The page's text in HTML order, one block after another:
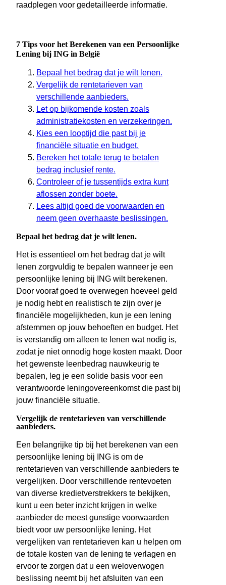
raadplegen voor gedetailleerde informatie.
7 Tips voor het Berekenen van een Persoonlijke
Lening bij ING in België
Bepaal het bedrag dat je wilt lenen.
Vergelijk de rentetarieven van
verschillende aanbieders.
Let op bijkomende kosten zoals
administratiekosten en verzekeringen.
Kies een looptijd die past bij je
financiële situatie en budget.
Bereken het totale terug te betalen
bedrag inclusief rente.
Controleer of je tussentijds extra kunt
aflossen zonder boete.
Lees altijd goed de voorwaarden en
neem geen overhaaste beslissingen.
Bepaal het bedrag dat je wilt lenen.
Het is essentieel om het bedrag dat je wilt
lenen zorgvuldig te bepalen wanneer je een
persoonlijke lening bij ING wilt berekenen.
Door vooraf goed te overwegen hoeveel geld
je nodig hebt en realistisch te zijn over je
financiële mogelijkheden, kun je een lening
afstemmen op jouw behoeften en budget. Het
is verstandig om alleen te lenen wat nodig is,
zodat je niet onnodig hoge kosten maakt. Door
het gewenste leenbedrag nauwkeurig te
bepalen, leg je een solide basis voor een
verantwoorde leningovereenkomst die past bij
jouw financiële situatie.
Vergelijk de rentetarieven van verschillende
aanbieders.
Een belangrijke tip bij het berekenen van een
persoonlijke lening bij ING is om de
rentetarieven van verschillende aanbieders te
vergelijken. Door verschillende rentevoeten
van diverse kredietverstrekkers te bekijken,
kunt u een beter inzicht krijgen in welke
aanbieder de meest gunstige voorwaarden
biedt voor uw persoonlijke lening. Het
vergelijken van rentetarieven kan u helpen om
de totale kosten van de lening te verlagen en
ervoor te zorgen dat u een weloverwogen
beslissing neemt bij het afsluiten van een